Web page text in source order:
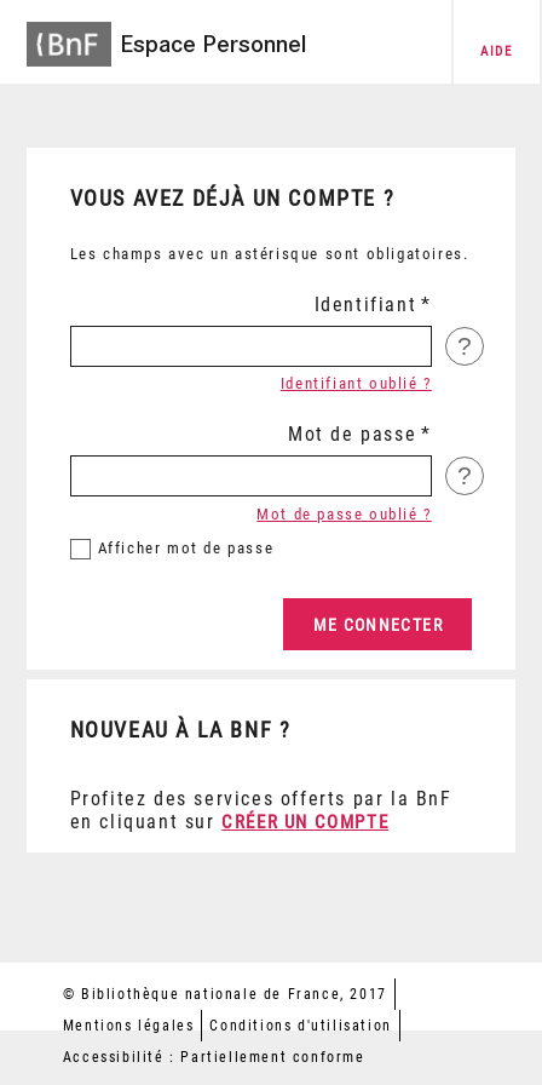
Espace Personnel AIDE
VOUS AVEZ DÉJÀ UN COMPTE ?
Les champs avec un astérisque sont obligatoires.
Identifiant
?
Identifiant oublié ?
Mot de passe
?
Afficher mot de passe
Mot de passe oublié ?
NOUVEAU À LA BNF ?
Profitez des services offerts par la BnF
en cliquant sur CRÉER UN COMPTE
© Bibliothèque nationale de France, 2017
Mentions légales
Conditions d'utilisation
Accessibilité : Partiellement conforme